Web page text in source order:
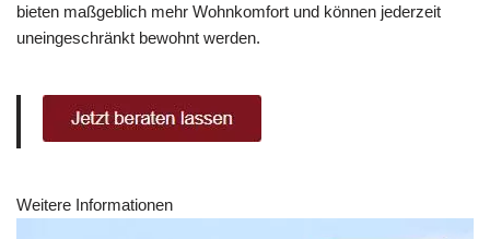
bieten maßgeblich mehr Wohnkomfort und können jederzeit
uneingeschränkt bewohnt werden.
Weitere Informationen